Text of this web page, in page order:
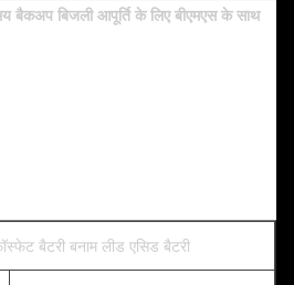
बैकअप बिजली आपूर्ति के लिए बीएमएस के साथ
बैटरी बनाम लीड एसिड बैटरी